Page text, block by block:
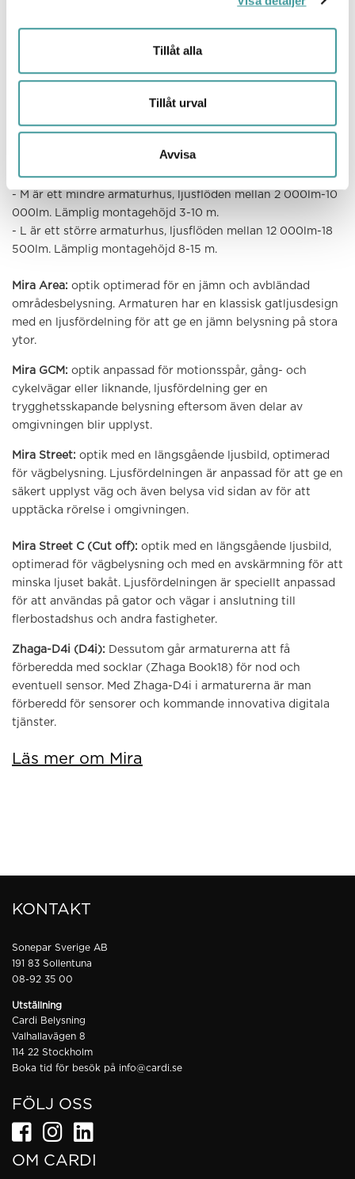
Tillåt alla
Tillåt urval
Avvisa
locket som också kan lossas utan verktyg.
olika standardoptiker som gör det enkelt att välja rätt
beroende på applikation:
Mira M (Medium) och Mira L
- M är ett mindre armaturhus, ljusflöden mellan 2 000lm-10
000lm. Lämplig montagehöjd 3-10 m.
- L är ett större armaturhus, ljusflöden mellan 12 000lm-18
500lm. Lämplig montagehöjd 8-15 m.
Mira Area: optik optimerad för en jämn och avbländad
områdesbelysning. Armaturen har en klassisk gatljusdesign
med en ljusfördelning för att ge en jämn belysning på stora
ytor.
Mira GCM: optik anpassad för motionsspår, gång- och
cykelvägar eller liknande, ljusfördelning ger en
trygghetsskapande belysning eftersom även delar av
omgivningen blir upplyst.
Mira Street: optik med en längsgående ljusbild, optimerad
för vägbelysning. Ljusfördelningen är anpassad för att ge en
säkert upplyst väg och även belysa vid sidan av för att
upptäcka rörelse i omgivningen.
Mira Street C (Cut off): optik med en längsgående ljusbild,
optimerad för vägbelysning och med en avskärmning för att
minska ljuset bakåt. Ljusfördelningen är speciellt anpassad
för att användas på gator och vägar i anslutning till
flerbostadshus och andra fastigheter.
Zhaga-D4i (D4i): Dessutom går armaturerna att få
förberedda med socklar (Zhaga Book18) för nod och
eventuell sensor. Med Zhaga-D4i i armaturerna är man
förberedd för sensorer och kommande innovativa digitala
tjänster.
Läs mer om Mira
KONTAKT
Sonepar Sverige AB
191 83 Sollentuna
08-92 35 00
Utställning
Cardi Belysning
Valhallavägen 8
114 22 Stockholm
Boka tid för besök på info@cardi.se
FÖLJ OSS
OM CARDI